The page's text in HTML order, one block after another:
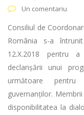
Un comentariu
Consiliul de
România s-a
12.X.2018 pentru
declanșării unui
următoare pentru
guvernanților.
disponibilitatea la